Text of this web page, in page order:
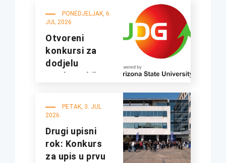
PONEDJELJAK, 6.
JUL 2026.
Otvoreni
konkursi za
dodjelu
studentskih
studijsku
2026/2027.
godinu
PETAK, 3. JUL
2026.
Drugi upisni
rok: Konkurs
za upis u prvu